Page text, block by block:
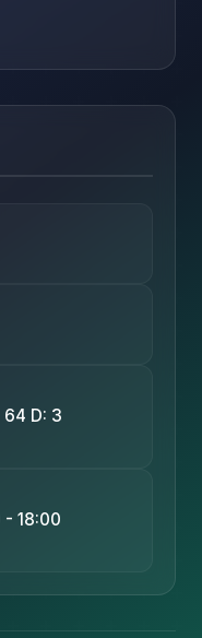
64 D: 3
- 18:00